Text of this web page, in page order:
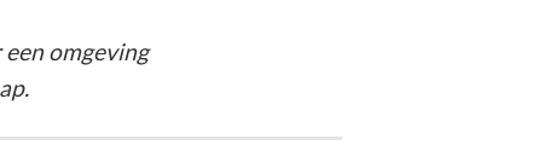
omgeving